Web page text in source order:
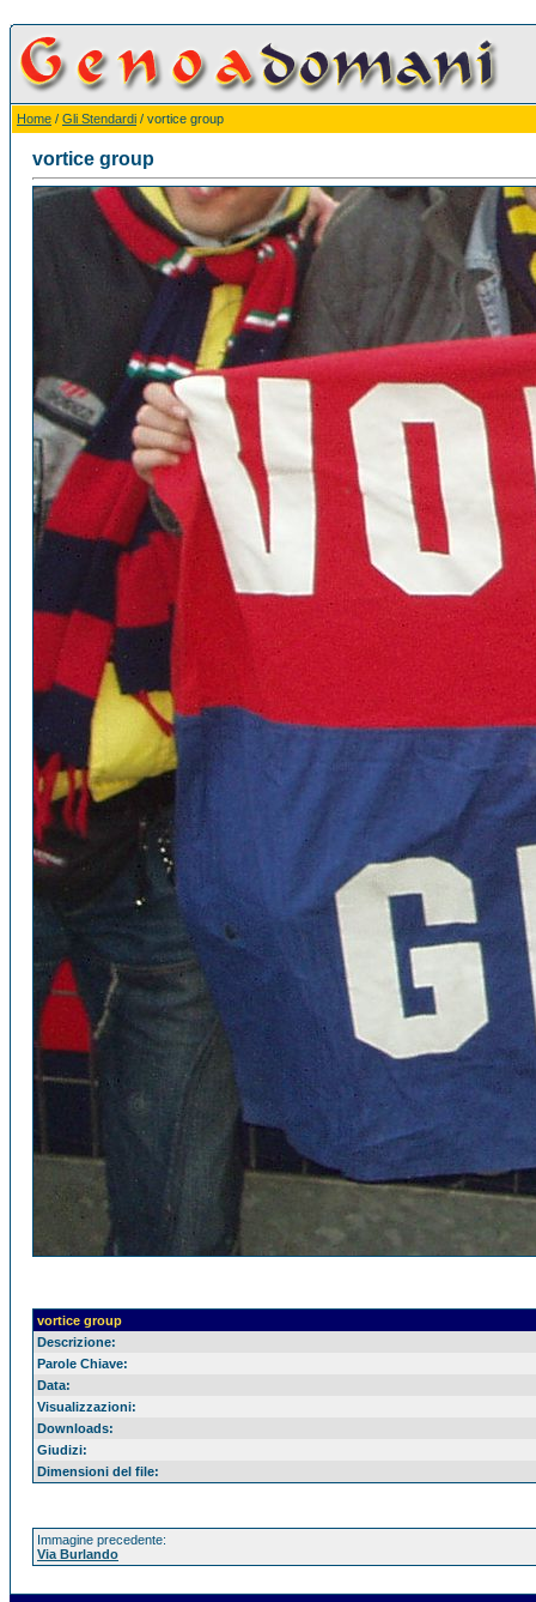
Home / Gli Stendardi / vortice group
vortice group
vortice group
Descrizione:
Parole Chiave:
Data:
Visualizzazioni:
Downloads:
Giudizi:
Dimensioni del file:
Immagine precedente:
Via Burlando